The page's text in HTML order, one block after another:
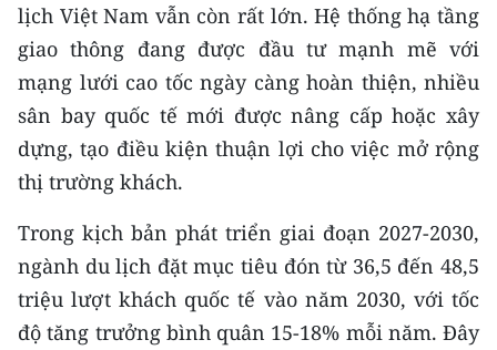
lịch Việt Nam vẫn còn rất lớn. Hệ thống hạ tầng
giao thông đang được đầu tư mạnh mẽ với
mạng lưới cao tốc ngày càng hoàn thiện, nhiều
sân bay quốc tế mới được nâng cấp hoặc xây
dựng, tạo điều kiện thuận lợi cho việc mở rộng
thị trường khách.
Trong kịch bản phát triển giai đoạn 2027-2030,
ngành du lịch đặt mục tiêu đón từ 36,5 đến 48,5
triệu lượt khách quốc tế vào năm 2030, với tốc
độ tăng trưởng bình quân 15-18% mỗi năm. Đây